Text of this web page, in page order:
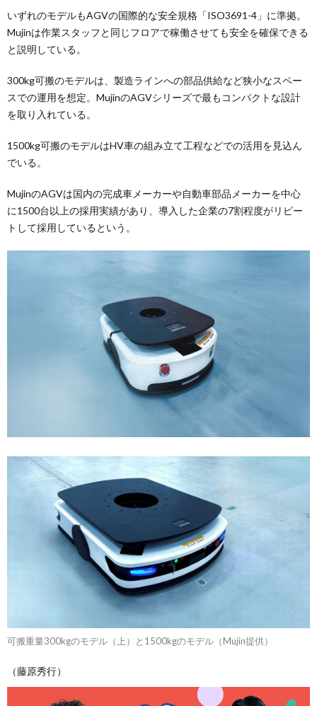
いずれのモデルもAGVの国際的な安全規格「ISO3691-4」に準拠。
Mujinは作業スタッフと同じフロアで稼働させても安全を確保できる
と説明している。
300kg可搬のモデルは、製造ラインへの部品供給など狭小なスペー
スでの運用を想定。MujinのAGVシリーズで最もコンパクトな設計
を取り入れている。
1500kg可搬のモデルはHV車の組み立て工程などでの活用を見込ん
でいる。
MujinのAGVは国内の完成車メーカーや自動車部品メーカーを中心
に1500台以上の採用実績があり、導入した企業の7割程度がリピー
トして採用しているという。
可搬重量300kgのモデル（上）と1500kgのモデル（Mujin提供）
（藤原秀行）